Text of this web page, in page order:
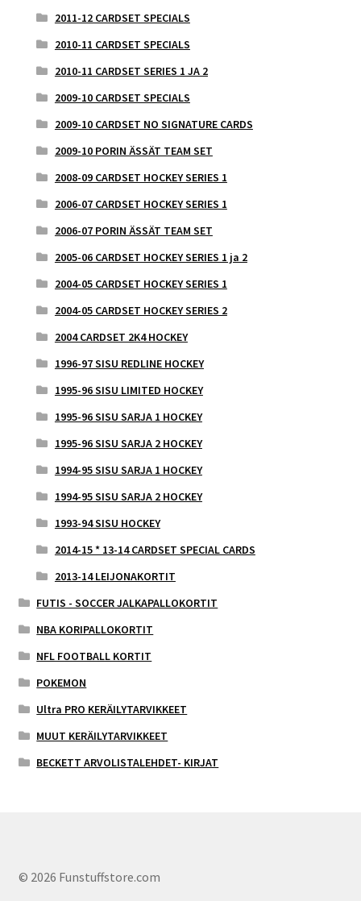
2011-12 CARDSET SPECIALS
2010-11 CARDSET SPECIALS
2010-11 CARDSET SERIES 1 JA 2
2009-10 CARDSET SPECIALS
2009-10 CARDSET NO SIGNATURE CARDS
2009-10 PORIN ÄSSÄT TEAM SET
2008-09 CARDSET HOCKEY SERIES 1
2006-07 CARDSET HOCKEY SERIES 1
2006-07 PORIN ÄSSÄT TEAM SET
2005-06 CARDSET HOCKEY SERIES 1 ja 2
2004-05 CARDSET HOCKEY SERIES 1
2004-05 CARDSET HOCKEY SERIES 2
2004 CARDSET 2K4 HOCKEY
1996-97 SISU REDLINE HOCKEY
1995-96 SISU LIMITED HOCKEY
1995-96 SISU SARJA 1 HOCKEY
1995-96 SISU SARJA 2 HOCKEY
1994-95 SISU SARJA 1 HOCKEY
1994-95 SISU SARJA 2 HOCKEY
1993-94 SISU HOCKEY
2014-15 * 13-14 CARDSET SPECIAL CARDS
2013-14 LEIJONAKORTIT
FUTIS - SOCCER JALKAPALLOKORTIT
NBA KORIPALLOKORTIT
NFL FOOTBALL KORTIT
POKEMON
Ultra PRO KERÄILYTARVIKKEET
MUUT KERÄILYTARVIKKEET
BECKETT ARVOLISTALEHDET- KIRJAT
© 2026 Funstuffstore.com